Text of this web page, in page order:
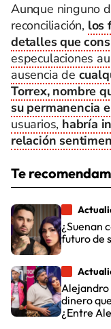
Aunque ninguno
reconciliación, los
detalles que
especulaciones
ausencia de
Torrex, nombre
su permanencia
usuarios, habría
relación
Te
¿Suenan
futuro de
Alejandro
dinero
¿Entre